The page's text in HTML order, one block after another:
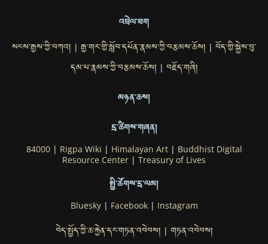
འབྲེལ་ཐག
སངས་རྒྱས་ཀྱི་བཀའ། | རྒྱ་གར་གྱི་སློབ་དཔོན་རྣམས་ཀྱི་བརྩམས་ཆོས། | བོད་གྱི་སྐྱེས་བུ་
དམ་པ་རྣམས་ཀྱི་བརྩམས་ཆོས། | བརྗོད་གཞི།
མཉན་ཆས།
དྲ་ཚིགས་གཞན།
84000| Rigpa Wiki | Himalayan Art| Buddhist Digital
Resource Center | Treasury of Lives
སྤྱི་ཚོགས་དྲ་ལམ།
Bluesky| Facebook| Instagram
བེད་སྤྱོད་ཀྱི་ཆ་རྐྱེན་དང་གཏན་འབེབས། | གཏན་འབེབས།